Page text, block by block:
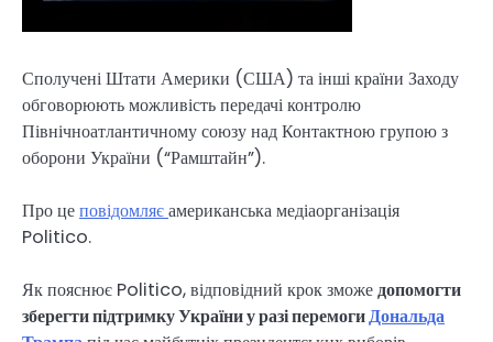
Сполучені Штати Америки (США) та інші країни Заходу
обговорюють можливість передачі контролю
Північноатлантичному союзу над Контактною групою з
оборони України (“Рамштайн”).
Про цеповідомляєамериканська медіаорганізація
Politico.
Як пояснює Politico, відповідний крок зможедопомогти
зберегти підтримку України у разі перемогиДональда